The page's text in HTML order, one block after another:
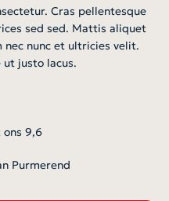
Cras pellentesque
sed sed. Mattis aliquet
nunc et ultricies velit.
justo lacus.
9,6
Purmerend